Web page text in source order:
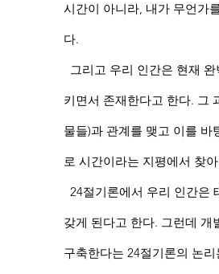
시간이 아니라, 내가 무언가
다.
그리고 우리 인간은 현재
키면서 존재한다고 한다. 그
물들)과 관계를 맺고 이를
로 시간이라는 지평에서 찾
24절기론에서 우리 인간은
갖게 된다고 한다. 그런데
구축한다는 24절기론의 논